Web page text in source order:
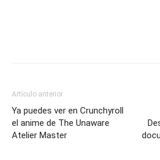
Artículo anterior
Ya puedes ver en Crunchyroll
el anime de The Unaware
Atelier Master